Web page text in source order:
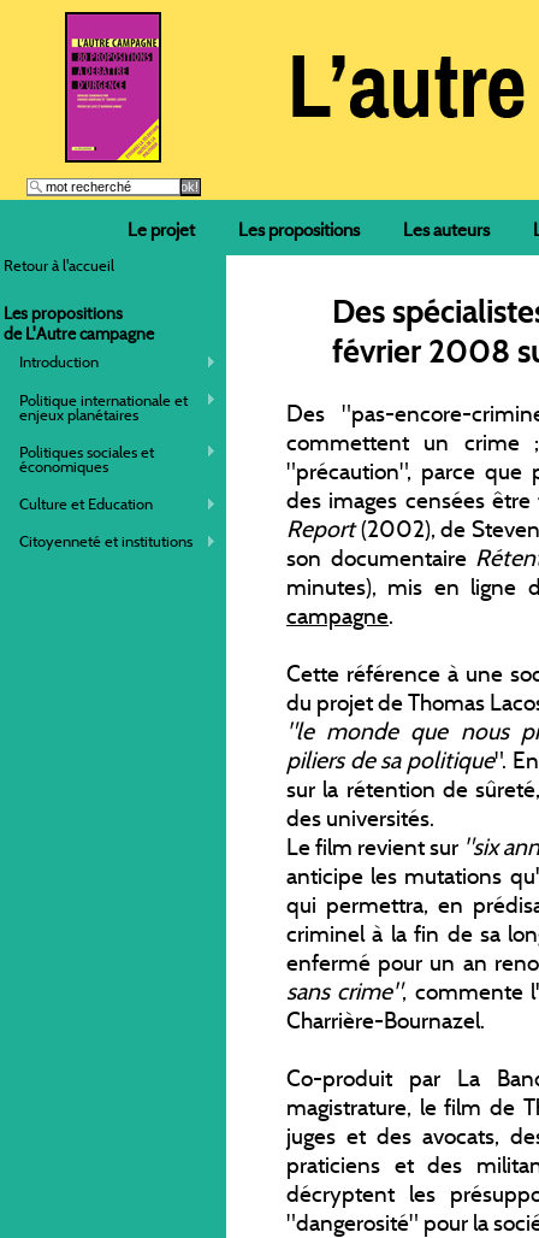
Le projet Les propositions Les auteurs
Retour à l'accueil
Les propositions
de L'Autre campagne
Introduction
Politique internationale et
enjeux planétaires
Politiques sociales et
économiques
Culture et Education
Citoyenneté et institutions
Des
février 2008
Des "pas-encore-
commettent un crime
"précaution", parce que
des images censées
Report(2002), de Steven
son documentaire
minutes), mis en ligne
campagne.
Cette référence à une
du projet de Thomas
"le monde que nous
piliers de sa politique".
sur la rétention de
des universités.
Le film revient sur "six
anticipe les mutations
qui permettra, en
criminel à la fin de sa
enfermé pour un an
sans crime", commente
Charrière-Bournazel.
Co-produit par La
magistrature, le film de
juges et des avocats,
praticiens et des
décryptent les
"dangerosité" pour la